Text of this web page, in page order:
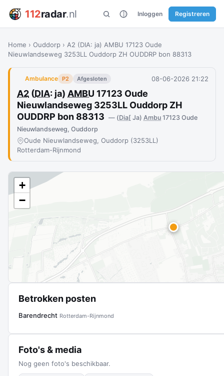
112radar.nl Inloggen Registreren
Home › Ouddorp › A2 (DIA: ja) AMBU 17123 Oude
Nieuwlandseweg 3253LL Ouddorp ZH OUDDRP bon 88313
Ambulance P2 Afgesloten 08-06-2026 21:22
A2 (DIA: ja) AMBU 17123 Oude
Nieuwlandseweg 3253LL Ouddorp ZH
OUDDRP bon 88313 — (Dia[ Ja) Ambu 17123 Oude
Nieuwlandseweg, Ouddorp
Oude Nieuwlandseweg, Ouddorp (3253LL)
Rotterdam-Rijnmond
+
−
Betrokken posten
Barendrecht Rotterdam-Rijnmond
Foto's & media
Nog geen foto's beschikbaar.